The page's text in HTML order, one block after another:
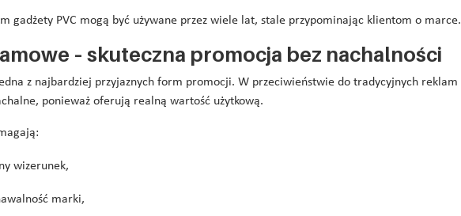
gadżety PVC mogą być używane przez wiele lat, stale przypominając klientom o marce.
– skuteczna promocja bez nachalności
z najbardziej przyjaznych form promocji. W przeciwieństwie do tradycyjnych reklam
ponieważ oferują realną wartość użytkową.
wizerunek,
marki,